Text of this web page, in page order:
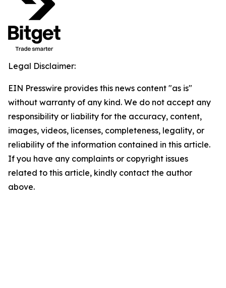
Legal Disclaimer:
EIN Presswire provides this news content "as is"
without warranty of any kind. We do not accept any
responsibility or liability for the accuracy, content,
images, videos, licenses, completeness, legality, or
reliability of the information contained in this article.
If you have any complaints or copyright issues
related to this article, kindly contact the author
above.